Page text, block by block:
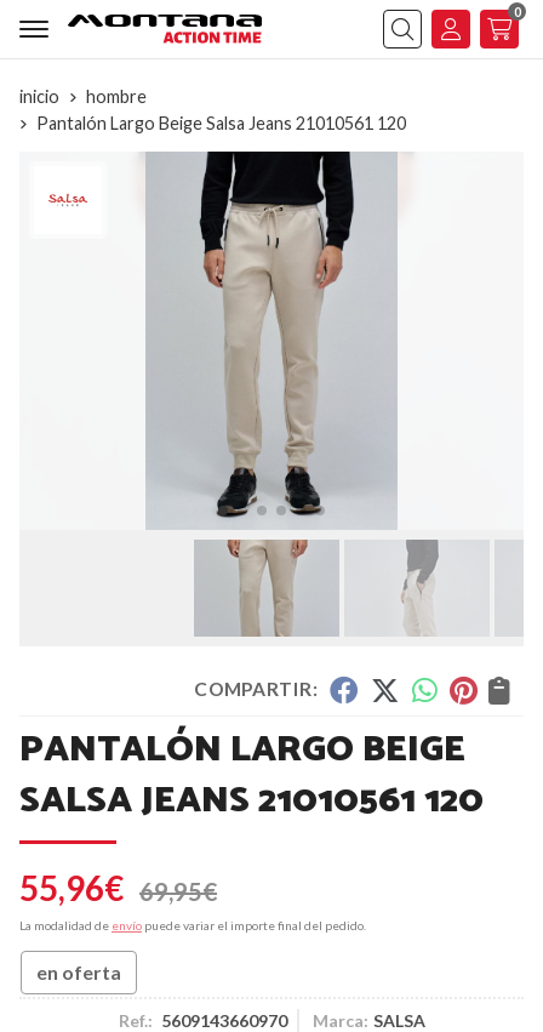
Buscar
0
inicio
hombre
Pantalón Largo Beige Salsa Jeans 21010561 120
COMPARTIR:
PANTALÓN LARGO BEIGE
SALSA JEANS 21010561 120
55,96€ 69,95€
La modalidad de envío puede variar el importe final del pedido.
en oferta
Ref.: 5609143660970 Marca: SALSA